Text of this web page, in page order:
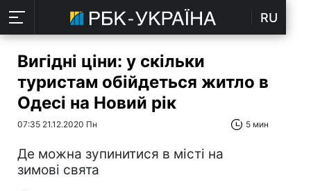
RU
Вигідні ціни: у скільки
туристам обійдеться житло в
Одесі на Новий рік
07:35 21.12.2020 Пн 5 мин
Де можна зупинитися в місті на
зимові свята